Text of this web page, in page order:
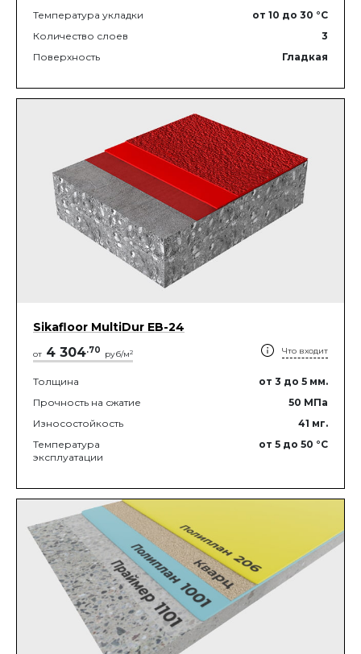
Температура укладки
от 10 до 30 °C
Количество слоев
3
Поверхность
Гладкая
Sikafloor MultiDur EB-24
от 4 304.70 руб/м2 Что входит
Толщина от 3 до 5 мм.
Прочность на сжатие
50 МПа
Износостойкость
41 мг.
Температура
эксплуатации
от 5 до 50 °C